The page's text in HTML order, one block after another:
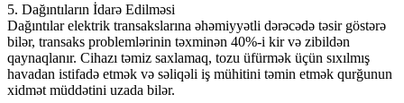
5. Dağıntıların İdarə Edilməsi
Dağıntılar elektrik transakslarına əhəmiyyətli dərəcədə təsir göstərə
bilər, transaks problemlərinin təxminən 40%-i kir və zibildən
qaynaqlanır. Cihazı təmiz saxlamaq, tozu üfürmək üçün sıxılmış
havadan istifadə etmək və səliqəli iş mühitini təmin etmək qurğunun
xidmət müddətini uzada bilər.